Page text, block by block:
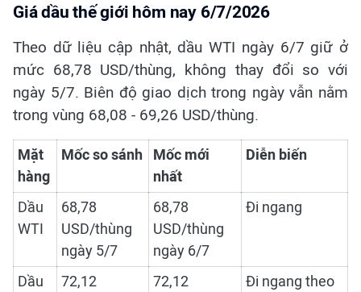
Giá dầu thế giới hôm nay 6/7/2026
Theo dữ liệu cập nhật, dầu WTI ngày 6/7 giữ ở
mức 68,78 USD/thùng, không thay đổi so với
ngày 5/7. Biên độ giao dịch trong ngày vẫn nằm
trong vùng 68,08 - 69,26 USD/thùng.
Mặt
hàng
Mốc so sánh
Mốc mới
nhất
Diễn biến
Dầu
WTI
68,78
USD/thùng
ngày 5/7
68,78
USD/thùng
ngày 6/7
Đi ngang
Dầu
72,12
72,12
Đi ngang theo